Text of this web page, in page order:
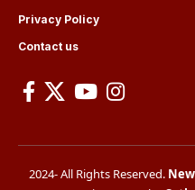
Privacy Policy
Contact us
2024- All Rights Reserved.